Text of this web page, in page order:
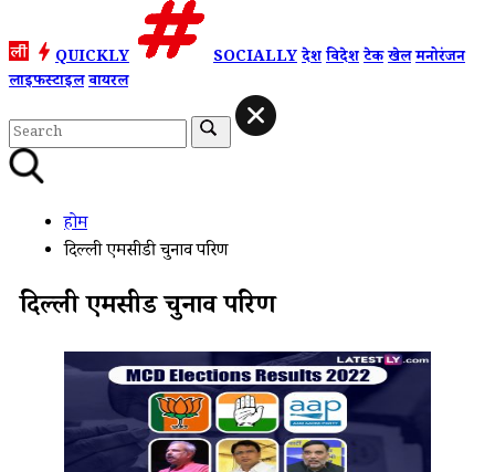
QUICKLY SOCIALLYदेशविदेशटेकखेलमनोरंजन
लाइफस्टाइलवायरल
होम
दिल्ली एमसीडी चुनाव परिण
दिल्ली एमसीडी चुनाव परिण